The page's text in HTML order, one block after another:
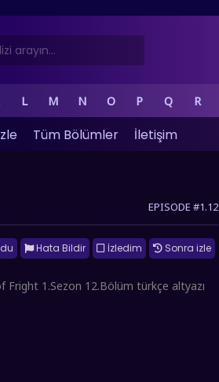
L M N O P Q R
Tüm Bölümler İletişim
EPISODE #1.12
Sonra izle
İzledim
Hata Bildir
1.Sezon 12.Bölüm türkçe altyazı